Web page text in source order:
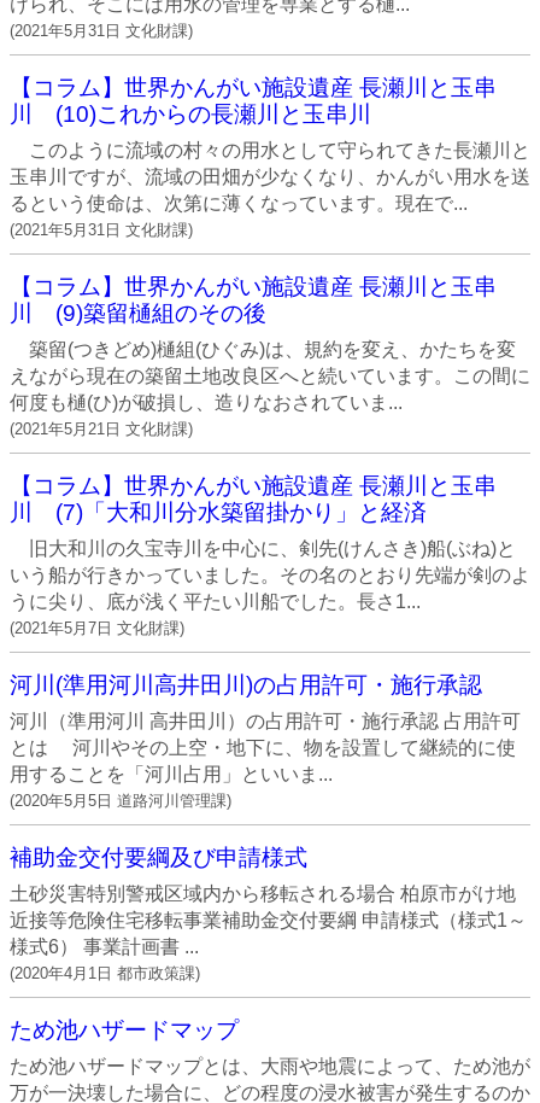
けられ、そこには用水の管理を専業とする樋...
(2021年5月31日 文化財課)
【コラム】世界かんがい施設遺産 長瀬川と玉串
川 (10)これからの長瀬川と玉串川
このように流域の村々の用水として守られてきた長瀬川と
玉串川ですが、流域の田畑が少なくなり、かんがい用水を送
るという使命は、次第に薄くなっています。現在で...
(2021年5月31日 文化財課)
【コラム】世界かんがい施設遺産 長瀬川と玉串
川 (9)築留樋組のその後
築留(つきどめ)樋組(ひぐみ)は、規約を変え、かたちを変
えながら現在の築留土地改良区へと続いています。この間に
何度も樋(ひ)が破損し、造りなおされていま...
(2021年5月21日 文化財課)
【コラム】世界かんがい施設遺産 長瀬川と玉串
川 (7)「大和川分水築留掛かり」と経済
旧大和川の久宝寺川を中心に、剣先(けんさき)船(ぶね)と
いう船が行きかっていました。その名のとおり先端が剣のよ
うに尖り、底が浅く平たい川船でした。長さ1...
(2021年5月7日 文化財課)
河川(準用河川高井田川)の占用許可・施行承認
河川（準用河川 高井田川）の占用許可・施行承認 占用許可
とは 河川やその上空・地下に、物を設置して継続的に使
用することを「河川占用」といいま...
(2020年5月5日 道路河川管理課)
補助金交付要綱及び申請様式
土砂災害特別警戒区域内から移転される場合 柏原市がけ地
近接等危険住宅移転事業補助金交付要綱 申請様式（様式1～
様式6） 事業計画書 ...
(2020年4月1日 都市政策課)
ため池ハザードマップ
ため池ハザードマップとは、大雨や地震によって、ため池が
万が一決壊した場合に、どの程度の浸水被害が発生するのか